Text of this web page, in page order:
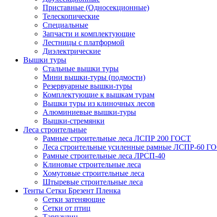
Приставные (Односекционные)
Телескопические
Специальные
Запчасти и комплектующие
Лестницы с платформой
Диэлектрические
Вышки туры
Стальные вышки туры
Мини вышки-туры (подмости)
Резервуарные вышки-туры
Комплектующие к вышкам турам
Вышки туры из клиночных лесов
Алюминиевые вышки-туры
Вышки-стремянки
Леса строительные
Рамные строительные леса ЛСПР 200 ГОСТ
Леса строительные усиленные рамные ЛСПР-60
Рамные строительные леса ЛРСП-40
Клиновые строительные леса
Хомутовые строительные леса
Штыревые строительные леса
Тенты Сетки Брезент Пленка
Сетки затеняющие
Сетки от птиц